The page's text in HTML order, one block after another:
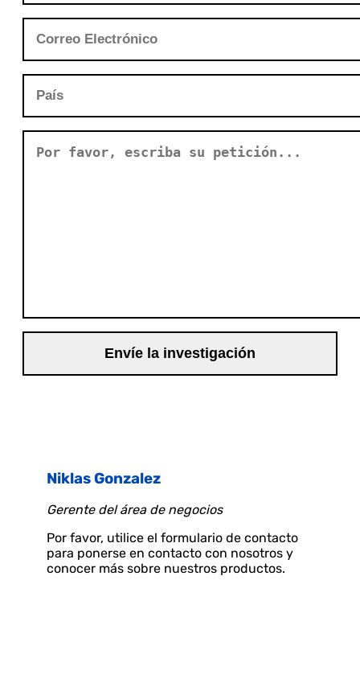
Niklas Gonzalez
Gerente del área de negocios
Por favor, utilice el formulario de contacto
para ponerse en contacto con nosotros y
conocer más sobre nuestros productos.